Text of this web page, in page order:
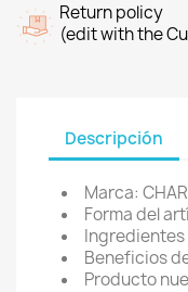
Return policy
(edit with the
Descripción
Marca:
Forma del
Ingredientes
Beneficios
Producto